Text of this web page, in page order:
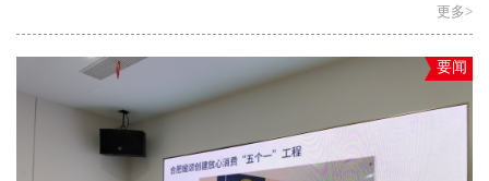
更多>
要闻